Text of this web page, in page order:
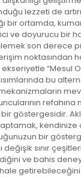
lezzeti de
bir ortamda,
ve doyurucu bir
son derece
noktasından
“Mesul
bu
göstergesidir.
saptamak,
bir
değişik sınır
ve bahis